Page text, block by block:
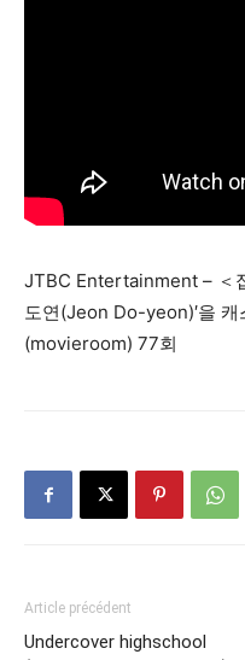
JTBC Entertainment – ＜
도연(Jeon Do-yeon)′을 캐
(movieroom) 77회
Article précédent
Undercover highschool